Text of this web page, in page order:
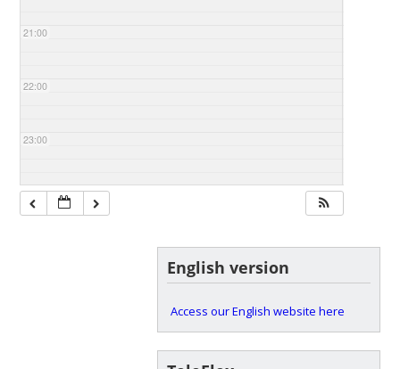
21:00
22:00
23:00
English version
Access our English website here